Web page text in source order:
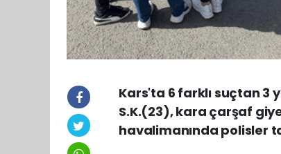
Kars'ta 6 farklı suçtan 3
S.K.(23), kara çarşaf
havalimanında polisler